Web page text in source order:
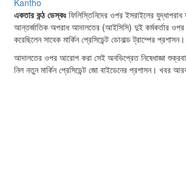
একতার কন্ঠ ডেস্কঃ ফিলিস্তিনিদের ওপর ইসরাইলের
আন্তর্জাতিক অপরাধ আদালতের (আইসিসি) দুই কর্মকর্তার ওপর
করেছিলেন সাবেক মার্কিন প্রেসিডেন্ট ডোনাল্ড ট্রাম্পের প্রশাসন।
আদালতের ওপর আরোপ করা সেই অনভিপ্রেত নিষেধাজ্ঞা
নিল নতুন মার্কিন প্রেসিডেন্ট জো বাইডেনের প্রশাসন। খবর